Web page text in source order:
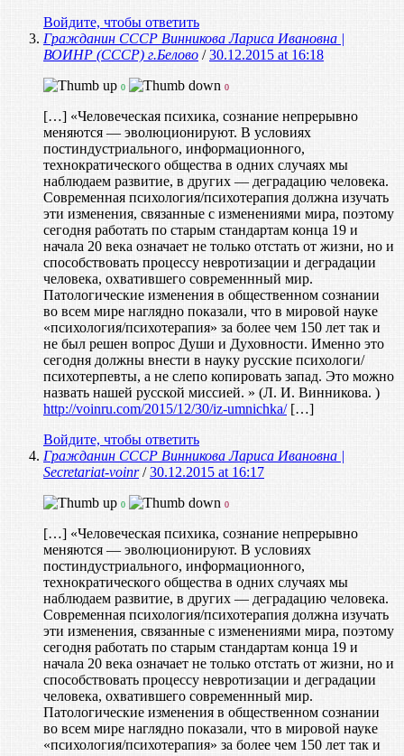
Войдите, чтобы ответить
Гражданин СССР Винникова Лариса Ивановна |
ВОИНР (СССР) г.Белово /30.12.2015 at 16:18
0 0
[…] «Человеческая психика, сознание непрерывно
меняются — эволюционируют. В условиях
постиндустриального, информационного,
технократического общества в одних случаях мы
наблюдаем развитие, в других — деградацию человека.
Современная психология/психотерапия должна изучать
эти изменения, связанные с изменениями мира, поэтому
сегодня работать по старым стандартам конца 19 и
начала 20 века означает не только отстать от жизни, но и
способствовать процессу невротизации и деградации
человека, охватившего современнный мир.
Патологические изменения в общественном сознании
во всем мире наглядно показали, что в мировой науке
«психология/психотерапия» за более чем 150 лет так и
не был решен вопрос Души и Духовности. Именно это
сегодня должны внести в науку русские психологи/
психотерпевты, а не слепо копировать запад. Это можно
назвать нашей русской миссией. » (Л. И. Винникова. )
http://voinru.com/2015/12/30/iz-umnichka/[…]
Войдите, чтобы ответить
Гражданин СССР Винникова Лариса Ивановна |
Secretariat-voinr/30.12.2015 at 16:17
0 0
[…] «Человеческая психика, сознание непрерывно
меняются — эволюционируют. В условиях
постиндустриального, информационного,
технократического общества в одних случаях мы
наблюдаем развитие, в других — деградацию человека.
Современная психология/психотерапия должна изучать
эти изменения, связанные с изменениями мира, поэтому
сегодня работать по старым стандартам конца 19 и
начала 20 века означает не только отстать от жизни, но и
способствовать процессу невротизации и деградации
человека, охватившего современнный мир.
Патологические изменения в общественном сознании
во всем мире наглядно показали, что в мировой науке
«психология/психотерапия» за более чем 150 лет так и